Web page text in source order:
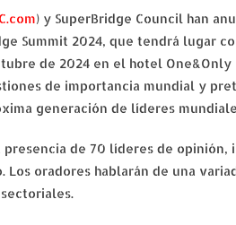
) y SuperBridge Council han
Summit 2024, que tendrá lugar
de 2024 en el hotel One&Only
de importancia mundial y
generación de líderes
de 70 líderes de opinión,
oradores hablarán de una